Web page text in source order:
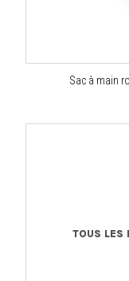
Sac à main
TOUS LES